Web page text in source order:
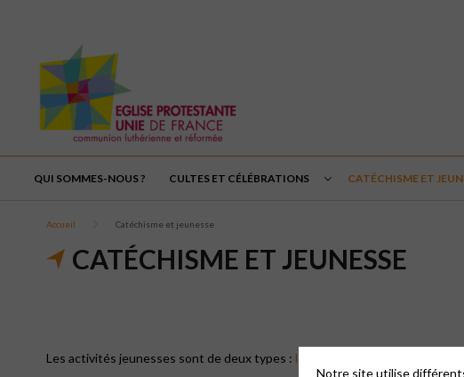
QUI SOMMES-NOUS ? CULTES ET CÉLÉBRATIONS CATÉCHISME ET
Accueil Catéchisme et jeunesse
CATÉCHISME ET JEUNESSE
Les activités jeunesses sont de deux types : le catéchisme
Notre site utilise